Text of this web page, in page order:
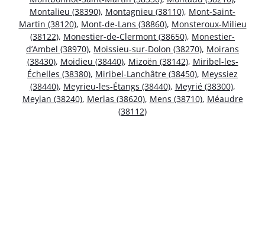
Montalieu (38390), Montagnieu (38110), Mont-Saint-
Martin (38120), Mont-de-Lans (38860), Monsteroux-Milieu
(38122), Monestier-de-Clermont (38650), Monestier-
d’Ambel (38970), Moissieu-sur-Dolon (38270), Moirans
(38430), Moidieu (38440), Mizoën (38142), Miribel-les-
Échelles (38380), Miribel-Lanchâtre (38450), Meyssiez
(38440), Meyrieu-les-Étangs (38440), Meyrié (38300),
Meylan (38240), Merlas (38620), Mens (38710), Méaudre
(38112)